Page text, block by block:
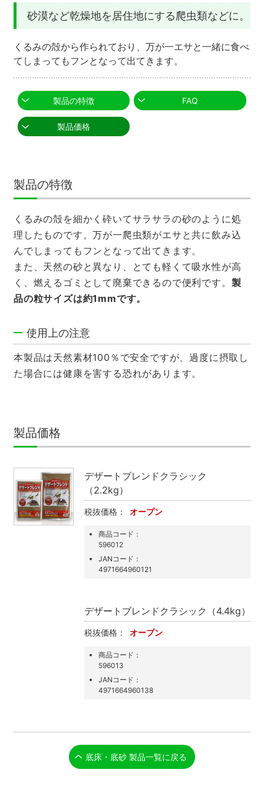
砂漠など乾燥地を居住地にする爬虫類などに。
くるみの殻から作られており、万が一エサと一緒に食べ
てしまってもフンとなって出てきます。
製品の特徴 FAQ
製品価格
製品の特徴
くるみの殻を細かく砕いてサラサラの砂のように処
理したものです。万が一爬虫類がエサと共に飲み込
んでしまってもフンとなって出てきます。
また、天然の砂と異なり、とても軽くて吸水性が高
く、燃えるゴミとして廃棄できるので便利です。 製
品の粒サイズは約1mmです。
使用上の注意
本製品は天然素材100％で安全ですが、過度に摂取し
た場合には健康を害する恐れがあります。
製品価格
デザートブレンドクラシック
（2.2kg）
税抜価格： オープン
商品コード：
596012
JANコード：
4971664960121
デザートブレンドクラシック（4.4kg）
税抜価格： オープン
商品コード：
596013
JANコード：
4971664960138
底床・底砂 製品一覧に戻る